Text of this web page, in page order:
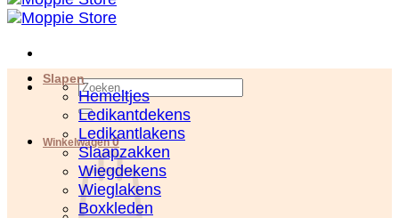
Zoeken
naar:
Winkelwagen0
Slapen
Hemeltjes
Ledikantdekens
Ledikantlakens
Slaapzakken
Wiegdekens
Wieglakens
Boxkleden